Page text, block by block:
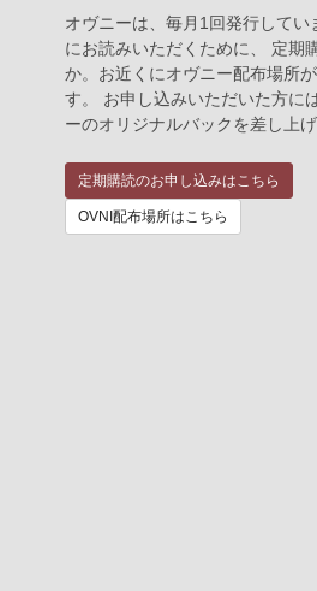
オヴニーは、毎月1回発行してい
にお読みいただくために、 定期
か。お近くにオヴニー配布場所
す。 お申し込みいただいた方に
ーのオリジナルバックを差し上げ
定期購読のお申し込みはこちら
OVNI配布場所はこちら